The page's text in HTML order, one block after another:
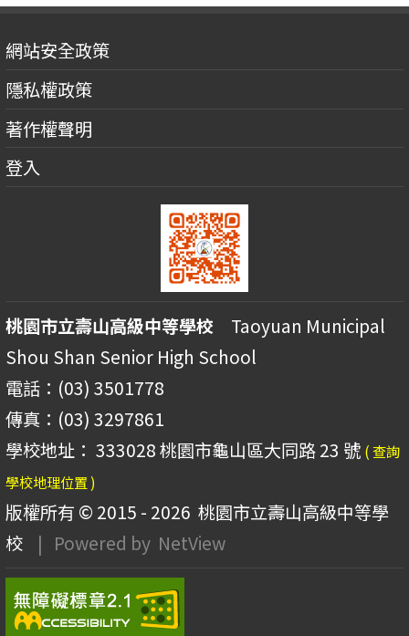
網站安全政策
隱私權政策
著作權聲明
登入
桃園市立壽山高級中等學校 Taoyuan Municipal
Shou Shan Senior High School
電話：(03) 3501778
傳真：(03) 3297861
學校地址： 333028 桃園市龜山區大同路 23 號 ( 查詢
學校地理位置 )
版權所有 © 2015 - 2026 桃園市立壽山高級中等學
校
| Powered by NetView